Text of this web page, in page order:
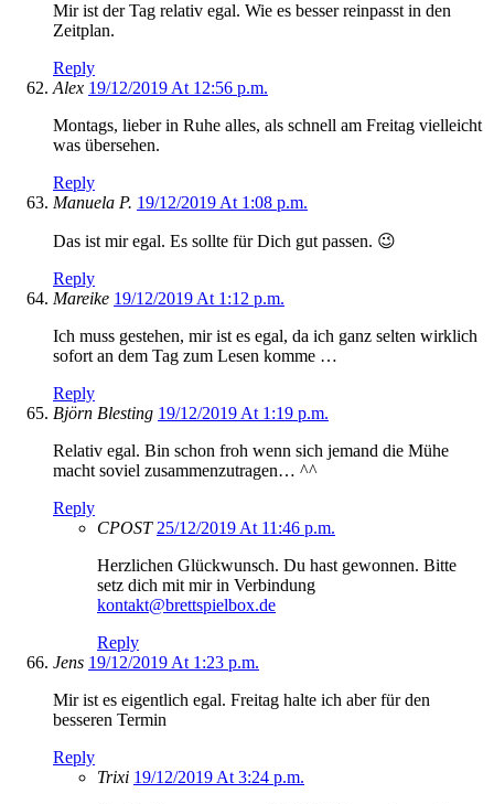
Mir ist der Tag relativ egal. Wie es besser reinpasst in den
Zeitplan.
Reply
Alex 19/12/2019 At 12:56 p.m.
Montags, lieber in Ruhe alles, als schnell am Freitag vielleicht
was übersehen.
Reply
Manuela P. 19/12/2019 At 1:08 p.m.
Das ist mir egal. Es sollte für Dich gut passen. 😉
Reply
Mareike 19/12/2019 At 1:12 p.m.
Ich muss gestehen, mir ist es egal, da ich ganz selten wirklich
sofort an dem Tag zum Lesen komme …
Reply
Björn Blesting 19/12/2019 At 1:19 p.m.
Relativ egal. Bin schon froh wenn sich jemand die Mühe
macht soviel zusammenzutragen… ^^
Reply
CPOST 25/12/2019 At 11:46 p.m.
Herzlichen Glückwunsch. Du hast gewonnen. Bitte
setz dich mit mir in Verbindung
kontakt@brettspielbox.de
Reply
Jens 19/12/2019 At 1:23 p.m.
Mir ist es eigentlich egal. Freitag halte ich aber für den
besseren Termin
Reply
Trixi 19/12/2019 At 3:24 p.m.